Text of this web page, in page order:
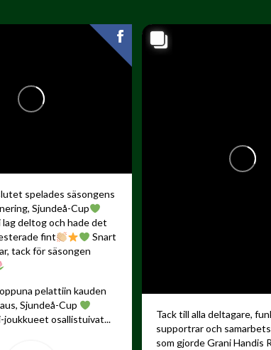
spelades säsongens
Sjundeå-Cup
lag deltog och hade det
fint
Snart
tack för säsongen
pelattiin kauden
Sjundeå-Cup
joukkueet osallistuivat...
Tack till alla deltagare,
supportrar och
som gjorde Grani Handis